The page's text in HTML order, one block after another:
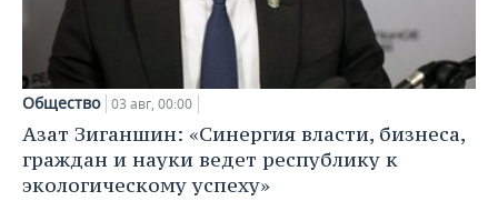
Общество 03 авг, 00:00
Азат Зиганшин: «Синергия власти, бизнеса,
граждан и науки ведет республику к
экологическому успеху»